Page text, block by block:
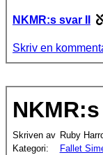
NKMR:s svar II
Skriv en
Skriven av Ruby
Kategori:
Fallet